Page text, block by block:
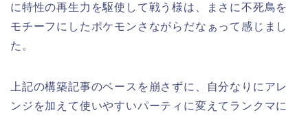
に特性の再生力を駆使して戦う様は、まさに不死鳥を
モチーフにしたポケモンさながらだなぁって感じまし
た。
上記の構築記事のベースを崩さずに、自分なりにアレ
ンジを加えて使いやすいパーティに変えてランクマに